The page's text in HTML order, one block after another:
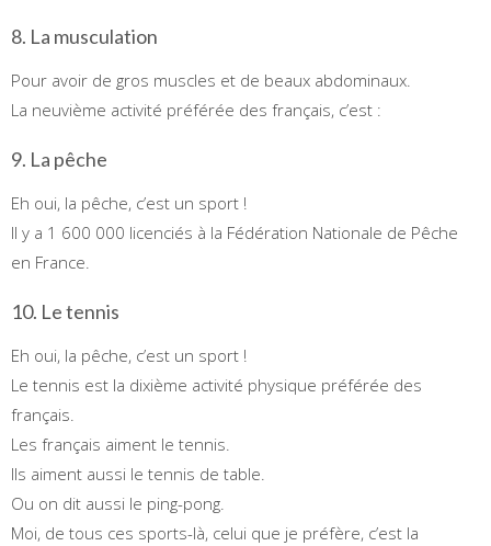
8. La musculation
Pour avoir de gros muscles et de beaux abdominaux.
La neuvième activité préférée des français, c’est :
9. La pêche
Eh oui, la pêche, c’est un sport !
Il y a 1 600 000 licenciés à la Fédération Nationale de Pêche
en France.
10. Le tennis
Eh oui, la pêche, c’est un sport !
Le tennis est la dixième activité physique préférée des
français.
Les français aiment le tennis.
Ils aiment aussi le tennis de table.
Ou on dit aussi le ping-pong.
Moi, de tous ces sports-là, celui que je préfère, c’est la